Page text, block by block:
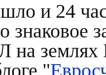
и 24
знаковое
на землях
"